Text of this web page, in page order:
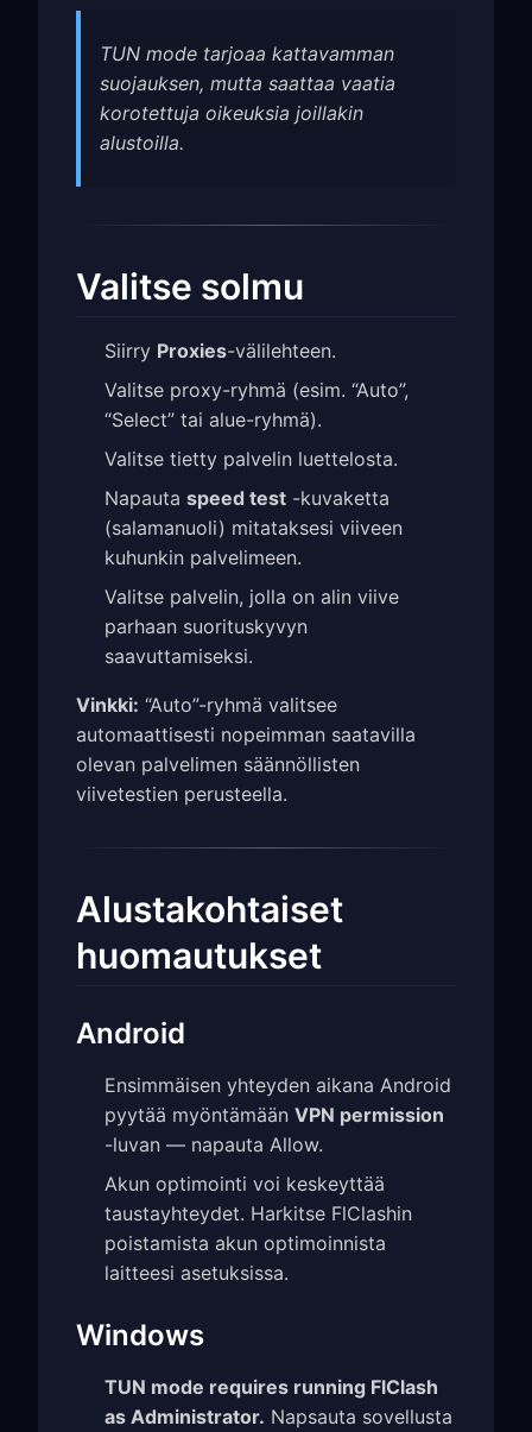
TUN mode tarjoaa kattavamman
suojauksen, mutta saattaa vaatia
korotettuja oikeuksia joillakin
alustoilla.
Valitse solmu
Siirry Proxies-välilehteen.
Valitse proxy-ryhmä (esim. “Auto”,
“Select” tai alue-ryhmä).
Valitse tietty palvelin luettelosta.
Napauta speed test -kuvaketta
(salamanuoli) mitataksesi viiveen
kuhunkin palvelimeen.
Valitse palvelin, jolla on alin viive
parhaan suorituskyvyn
saavuttamiseksi.
Vinkki: “Auto”-ryhmä valitsee
automaattisesti nopeimman saatavilla
olevan palvelimen säännöllisten
viivetestien perusteella.
Alustakohtaiset
huomautukset
Android
Ensimmäisen yhteyden aikana Android
pyytää myöntämään VPN permission
-luvan — napauta Allow.
Akun optimointi voi keskeyttää
taustayhteydet. Harkitse FlClashin
poistamista akun optimoinnista
laitteesi asetuksissa.
Windows
TUN mode requires running FlClash
as Administrator. Napsauta sovellusta